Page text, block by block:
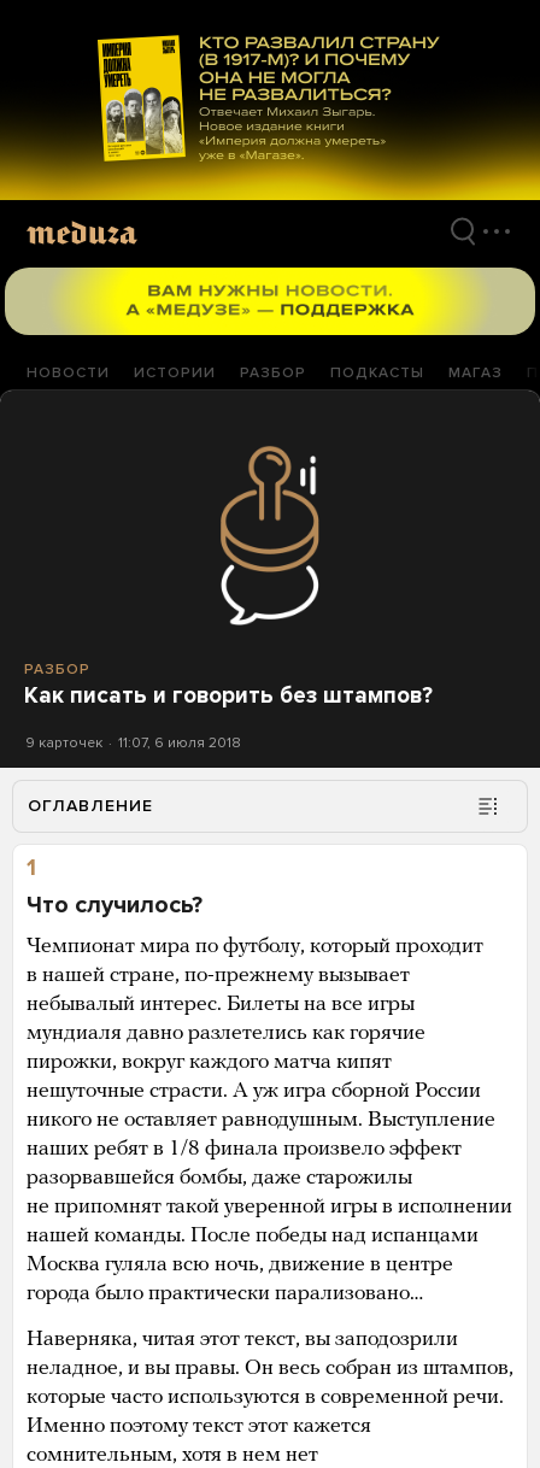
материалам
НОВОСТИ ИСТОРИИ РАЗБОР ПОДКАСТЫ МАГАЗ
РАЗБОР
Как писать и говорить без штампов?
9 карточек 11:07, 6 июля 2018
ОГЛАВЛЕНИЕ
1
Что случилось?
Чемпионат мира по футболу, который проходит
в нашей стране, по-прежнему вызывает
небывалый интерес. Билеты на все игры
мундиаля давно разлетелись как горячие
пирожки, вокруг каждого матча кипят
нешуточные страсти. А уж игра сборной России
никого не оставляет равнодушным. Выступление
наших ребят в 1/8 финала произвело эффект
разорвавшейся бомбы, даже старожилы
не припомнят такой уверенной игры в исполнении
нашей команды. После победы над испанцами
Москва гуляла всю ночь, движение в центре
города было практически парализовано…
Наверняка, читая этот текст, вы заподозрили
неладное, и вы правы. Он весь собран из штампов,
которые часто используются в современной речи.
Именно поэтому текст этот кажется
сомнительным, хотя в нем нет